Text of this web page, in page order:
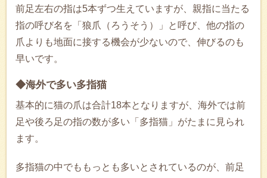
前足左右の指は5本ずつ生えていますが、親指に当たる
指の呼び名を「狼爪（ろうそう）」と呼び、他の指の
爪よりも地面に接する機会が少ないので、伸びるのも
早いです。
◆海外で多い多指猫
基本的に猫の爪は合計18本となりますが、海外では前
足や後ろ足の指の数が多い「多指猫」がたまに見られ
ます。
多指猫の中でももっとも多いとされているのが、前足